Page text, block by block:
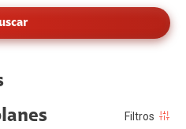
Filtros